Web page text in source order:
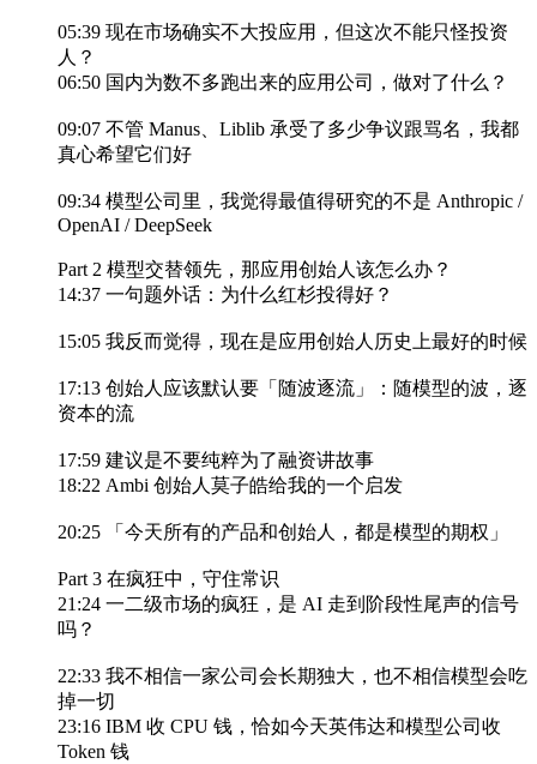
05:39 现在市场确实不大投应用，但这次不能只怪投资
人？
06:50 国内为数不多跑出来的应用公司，做对了什么？
09:07 不管 Manus、Liblib 承受了多少争议跟骂名，我都
真心希望它们好
09:34 模型公司里，我觉得最值得研究的不是 Anthropic /
OpenAI / DeepSeek
Part 2 模型交替领先，那应用创始人该怎么办？
14:37 一句题外话：为什么红杉投得好？
15:05 我反而觉得，现在是应用创始人历史上最好的时候
17:13 创始人应该默认要「随波逐流」：随模型的波，逐
资本的流
17:59 建议是不要纯粹为了融资讲故事
18:22 Ambi 创始人莫子皓给我的一个启发
20:25 「今天所有的产品和创始人，都是模型的期权」
Part 3 在疯狂中，守住常识
21:24 一二级市场的疯狂，是 AI 走到阶段性尾声的信号
吗？
22:33 我不相信一家公司会长期独大，也不相信模型会吃
掉一切
23:16 IBM 收 CPU 钱，恰如今天英伟达和模型公司收
Token 钱